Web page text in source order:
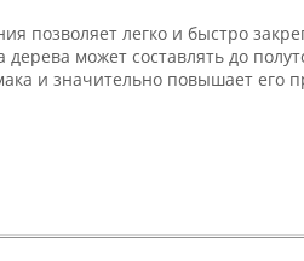
позволяет легко и быстро
может составлять до
и значительно повышает его